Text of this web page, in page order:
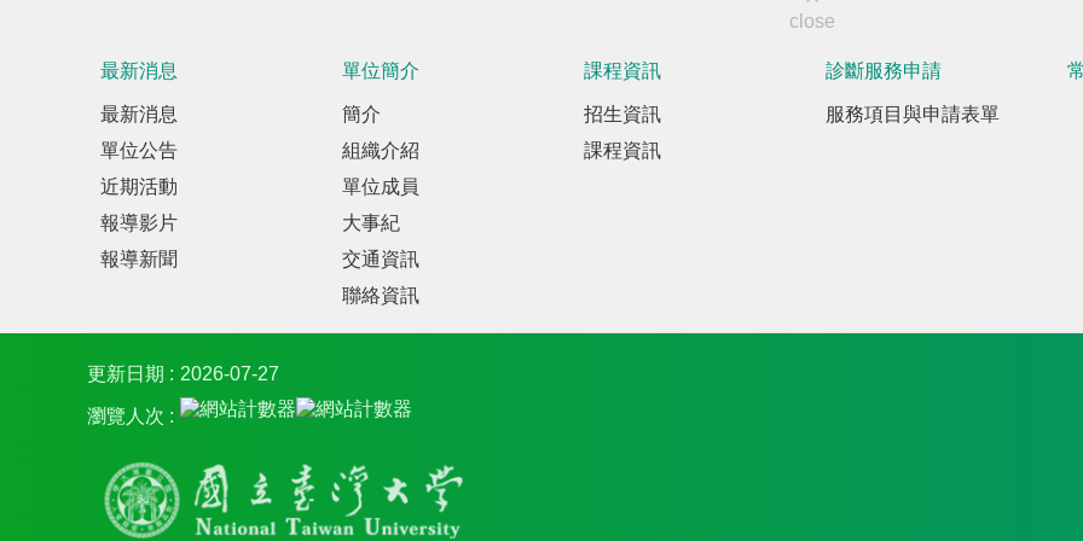
close
最新消息
最新消息
單位公告
近期活動
報導影片
報導新聞
單位簡介
簡介
組織介紹
單位成員
大事紀
交通資訊
聯絡資訊
課程資訊
招生資訊
課程資訊
診斷服務申請
服務項目與申請表單
更新日期 2026-07-27
瀏覽人次